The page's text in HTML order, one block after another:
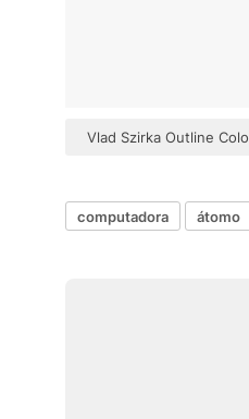
Vlad Szirka Outline
computadora átomo